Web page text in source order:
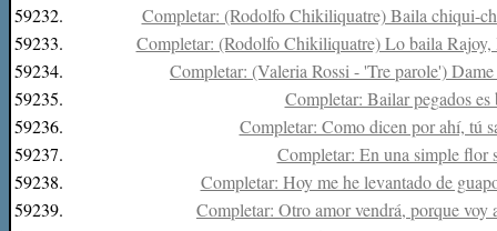
59232.
Completar: (Rodolfo Chikiliquatre) Baila chiqui-
59233.
Completar: (Rodolfo Chikiliquatre) Lo baila
59234.
Completar: (Valeria Rossi - 'Tre parole')
59235.
Completar: Bailar pegados
59236.
Completar: Como dicen por ahí, tú
59237.
Completar: En una simple flor
59238.
Completar: Hoy me he levantado de
59239.
Completar: Otro amor vendrá, porque